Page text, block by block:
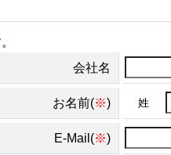
会社名
お名前(※) 姓
E-Mail(※)